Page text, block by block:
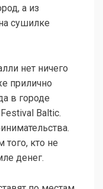
а из
сушилке
нет ничего
прилично
в городе
Baltic.
кто не
денег.